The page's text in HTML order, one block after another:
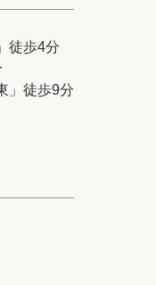
徒歩4分
」徒歩9分